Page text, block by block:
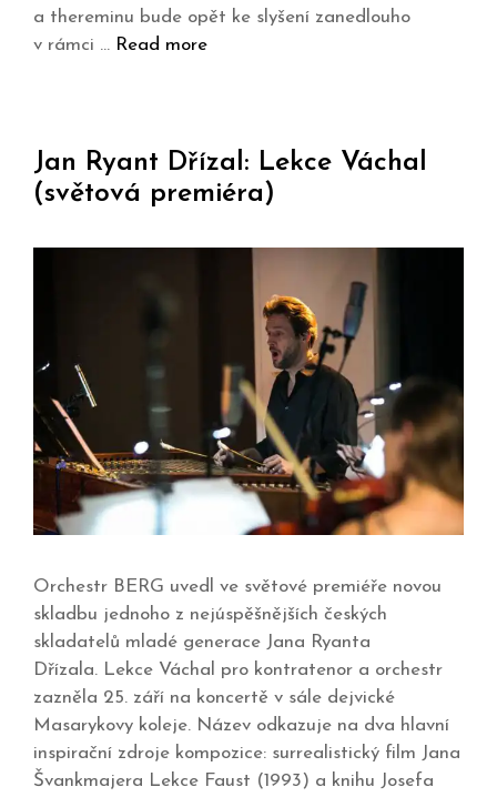
a thereminu bude opět ke slyšení zanedlouho
v rámci … Read more
Jan Ryant Dřízal: Lekce Váchal
(světová premiéra)
Orchestr BERG uvedl ve světové premiéře novou
skladbu jednoho z nejúspěšnějších českých
skladatelů mladé generace Jana Ryanta
Dřízala. Lekce Váchal pro kontratenor a orchestr
zazněla 25. září na koncertě v sále dejvické
Masarykovy koleje. Název odkazuje na dva hlavní
inspirační zdroje kompozice: surrealistický film Jana
Švankmajera Lekce Faust (1993) a knihu Josefa